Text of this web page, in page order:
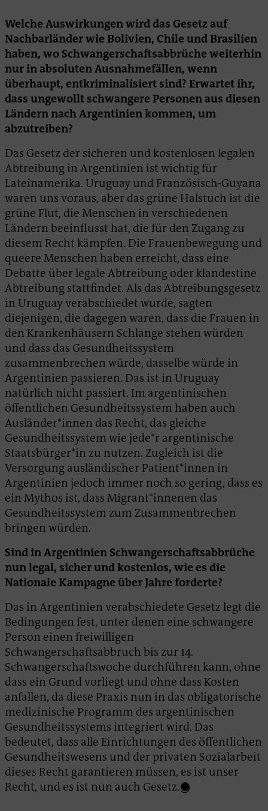
Welche Auswirkungen wird das Gesetz auf
Nachbarländer wie Bolivien, Chile und Brasilien
haben, wo Schwangerschaftsabbrüche weiterhin
nur in absoluten Ausnahmefällen, wenn
überhaupt, entkriminalisiert sind? Erwartet ihr,
dass ungewollt schwangere Personen aus diesen
Ländern nach Argentinien kommen, um
abzutreiben?
Das Gesetz der sicheren und kostenlosen legalen
Abtreibung in Argentinien ist wichtig für
Lateinamerika. Uruguay und Französisch-Guyana
waren uns voraus, aber das grüne Halstuch ist die
grüne Flut, die Menschen in verschiedenen
Ländern beeinflusst hat, die für den Zugang zu
diesem Recht kämpfen. Die Frauenbewegung und
queere Menschen haben erreicht, dass eine
Debatte über legale Abtreibung oder klandestine
Abtreibung stattfindet. Als das Abtreibungsgesetz
in Uruguay verabschiedet wurde, sagten
diejenigen, die dagegen waren, dass die Frauen in
den Krankenhäusern Schlange stehen würden
und dass das Gesundheitssystem
zusammenbrechen würde, dasselbe würde in
Argentinien passieren. Das ist in Uruguay
natürlich nicht passiert. Im argentinischen
öffentlichen Gesundheitssystem haben auch
Ausländer*innen das Recht, das gleiche
Gesundheitssystem wie jede*r argentinische
Staatsbürger*in zu nutzen. Zugleich ist die
Versorgung ausländischer Patient*innen in
Argentinien jedoch immer noch so gering, dass es
ein Mythos ist, dass Migrant*innenen das
Gesundheitssystem zum Zusammenbrechen
bringen würden.
Sind in Argentinien Schwangerschaftsabbrüche
nun legal, sicher und kostenlos, wie es die
Nationale Kampagne über Jahre forderte?
Das in Argentinien verabschiedete Gesetz legt die
Bedingungen fest, unter denen eine schwangere
Person einen freiwilligen
Schwangerschaftsabbruch bis zur 14.
Schwangerschaftswoche durchführen kann, ohne
dass ein Grund vorliegt und ohne dass Kosten
anfallen, da diese Praxis nun in das obligatorische
medizinische Programm des argentinischen
Gesundheitssystems integriert wird. Das
bedeutet, dass alle Einrichtungen des öffentlichen
Gesundheitswesens und der privaten Sozialarbeit
dieses Recht garantieren müssen, es ist unser
Recht, und es ist nun auch Gesetz.